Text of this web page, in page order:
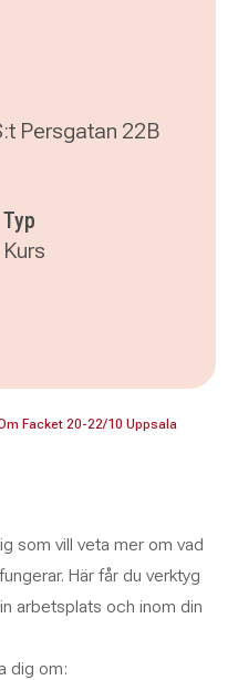
Persgatan 22B
Typ
Kurs
Facket 20-22/10 Uppsala
som vill veta mer om vad
Här får du verktyg
arbetsplats och inom din
dig om: